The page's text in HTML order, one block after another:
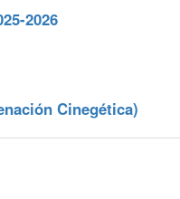
2026
Cinegética)